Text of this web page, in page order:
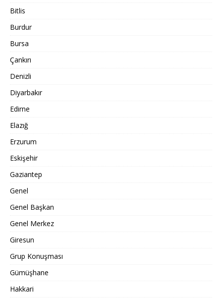
Bitlis
Burdur
Bursa
Çankırı
Denizli
Diyarbakır
Edirne
Elazığ
Erzurum
Eskişehir
Gaziantep
Genel
Genel Başkan
Genel Merkez
Giresun
Grup Konuşması
Gümüşhane
Hakkari